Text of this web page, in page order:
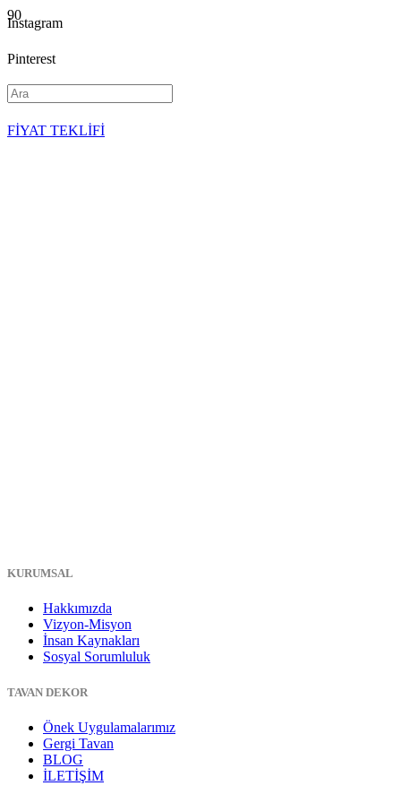
Instagram
Pinterest
YouTube
FİYAT TEKLİFİ
KURUMSAL
Hakkımızda
Vizyon-Misyon
İnsan Kaynakları
Sosyal Sorumluluk
TAVAN DEKOR
Önek Uygulamalarımız
Gergi Tavan
BLOG
İLETİŞİM